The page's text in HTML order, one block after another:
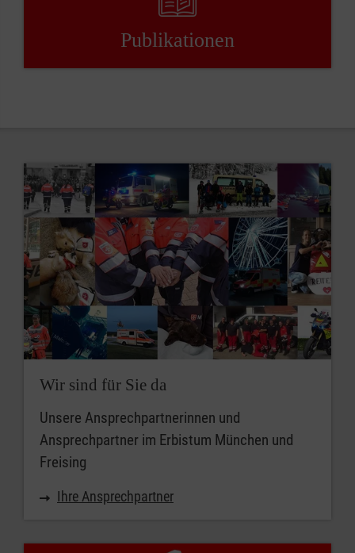
Publikationen
Wir sind für Sie da
Unsere Ansprechpartnerinnen und
Ansprechpartner im Erbistum München und
Freising
Ihre Ansprechpartner